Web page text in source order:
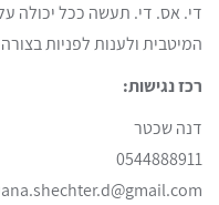
די. אס. די. תעשה ככל יכולה
המיטבית ולענות לפניות
רכז נגישות:
דנה שכטר
0544888911